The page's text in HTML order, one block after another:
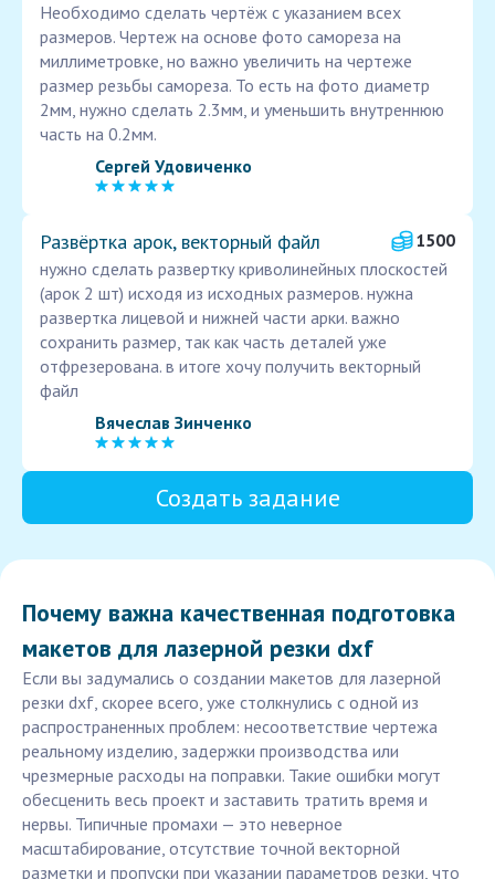
Необходимо сделать чертёж с указанием всех
размеров. Чертеж на основе фото самореза на
миллиметровке, но важно увеличить на чертеже
размер резьбы самореза. То есть на фото диаметр
2мм, нужно сделать 2.3мм, и уменьшить внутреннюю
часть на 0.2мм.
Сергей Удовиченко
Развёртка арок, векторный файл
1500
нужно сделать развертку криволинейных плоскостей
(арок 2 шт) исходя из исходных размеров. нужна
развертка лицевой и нижней части арки. важно
сохранить размер, так как часть деталей уже
отфрезерована. в итоге хочу получить векторный
файл
Вячеслав Зинченко
Создать задание
Почему важна качественная подготовка
макетов для лазерной резки dxf
Если вы задумались о создании макетов для лазерной
резки dxf, скорее всего, уже столкнулись с одной из
распространенных проблем: несоответствие чертежа
реальному изделию, задержки производства или
чрезмерные расходы на поправки. Такие ошибки могут
обесценить весь проект и заставить тратить время и
нервы. Типичные промахи — это неверное
масштабирование, отсутствие точной векторной
разметки и пропуски при указании параметров резки, что